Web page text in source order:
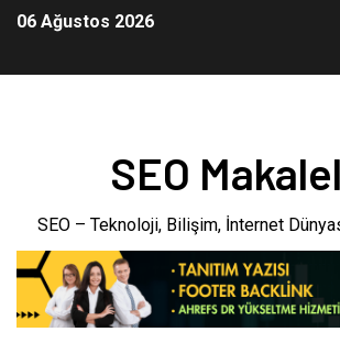
06 Ağustos 2026
SEO
SEO – Teknoloji, Bilişim, İnternet